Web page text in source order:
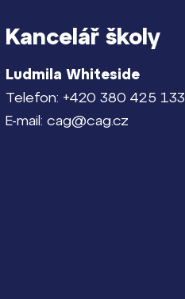
Kancelář školy
Ludmila Whiteside
Telefon: +420 380 425 133
E-mail: cag@cag.cz